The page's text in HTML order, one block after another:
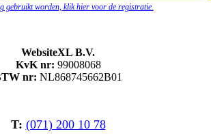
gebruikt worden, klik hier voor de registratie.
WebsiteXL B.V.
KvK nr: 99008068
nr: NL868745662B01
T: (071) 200 10 78